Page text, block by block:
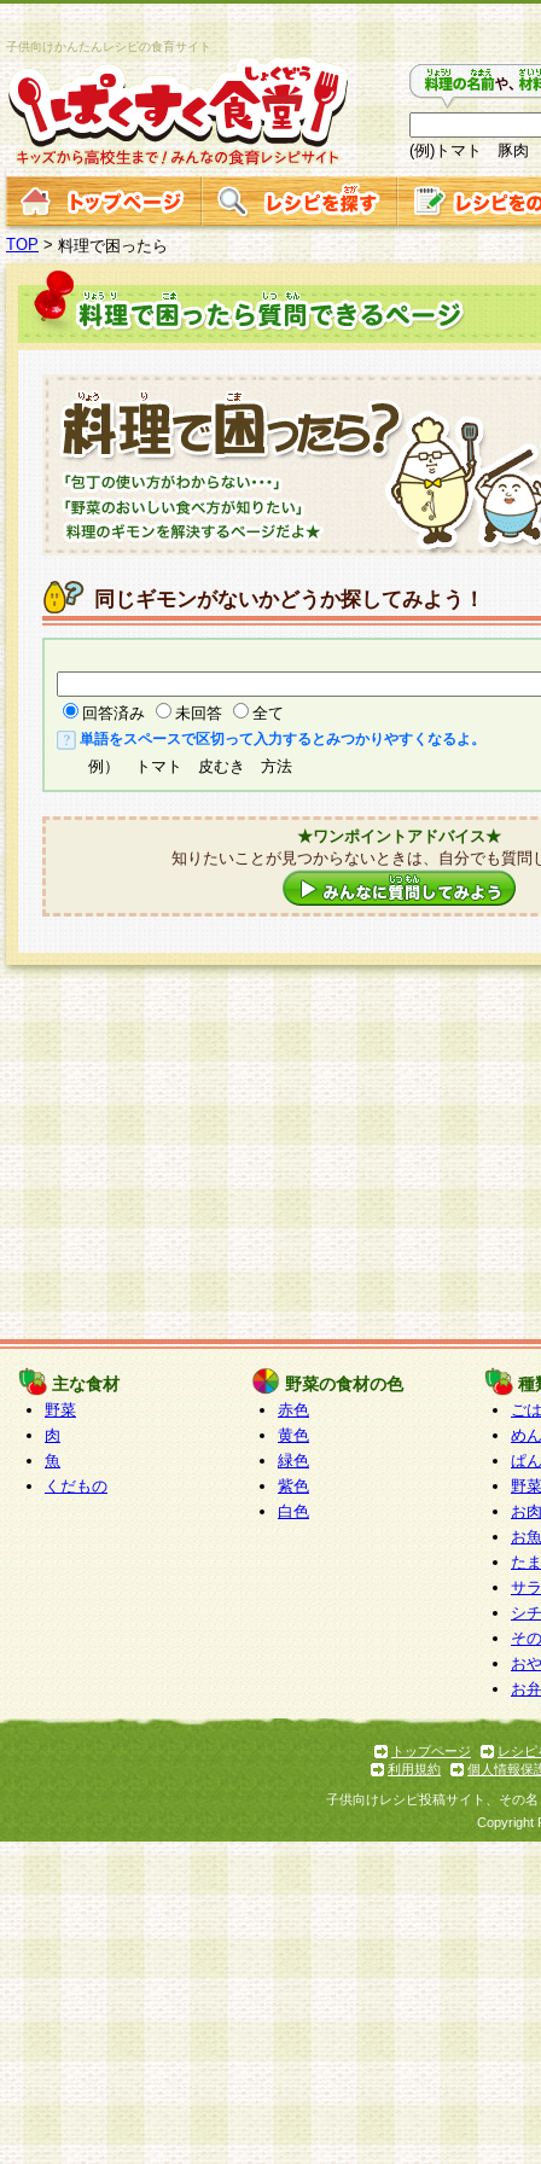
子供向けかんたんレシピの食育サイト
(例)トマト 豚肉
TOP >料理で困ったら
同じギモンがないかどうか探してみよう！
回答済み 未回答 全て
単語をスペースで区切って入力するとみつかりやすくなるよ。
例） トマト 皮むき 方法
★ワンポイントアドバイス★
知りたいことが見つからないときは、自分でも質問
主な食材
野菜
肉
魚
くだもの
野菜の食材の色
赤色
黄色
緑色
紫色
白色
種
ご
めん
ぱん
野
お
お
た
サ
シ
そ
お
お
トップページ
レシピ
利用規約
個人情報保
子供向けレシピ投稿サイト、その
Copyright